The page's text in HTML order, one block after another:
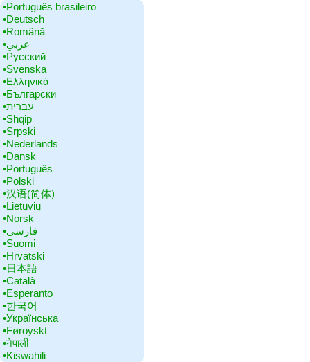
•‎Português brasileiro
•‎Deutsch
•‎Română
•‎عربي
•‎Русский
•‎Svenska
•‎Ελληνικά
•‎Български
•‎עברית
•‎Shqip
•‎Srpski
•‎Nederlands
•‎Dansk
•‎Português
•‎Polski
•‎汉语(简体)
•‎Lietuvių
•‎Norsk
•‎فارسی
•‎Suomi
•‎Hrvatski
•‎日本語
•‎Català
•‎Esperanto
•‎한국어
•‎Українська
•‎Føroyskt
•‎नेपाली
•‎Kiswahili